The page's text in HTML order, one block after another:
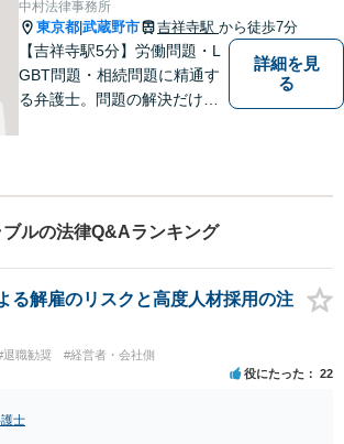
中村法律事務所
東京都 武蔵野市 吉祥寺駅 から徒歩7分
【吉祥寺駅5分】労働問題・L
GBT問題・相続問題に精通す
る弁護士。問題の解決だけで
にご相談ください！皆様に寄
り添い、納得の解決を目指し
ます。
詳細を見
る
ルの法律Q&Aランキング
る解雇のリスクと高度人材採用の注
退職勧奨 #経営者・会社側
役にたった 22
士